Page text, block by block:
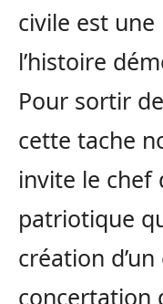
civile est
l’histoire
Pour sortir
cette tache
invite le chef
patriotique
création
concertation